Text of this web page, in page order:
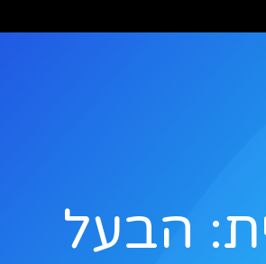
הבעל